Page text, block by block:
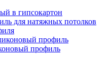
в гипсокартон
для натяжных потолков
профиль